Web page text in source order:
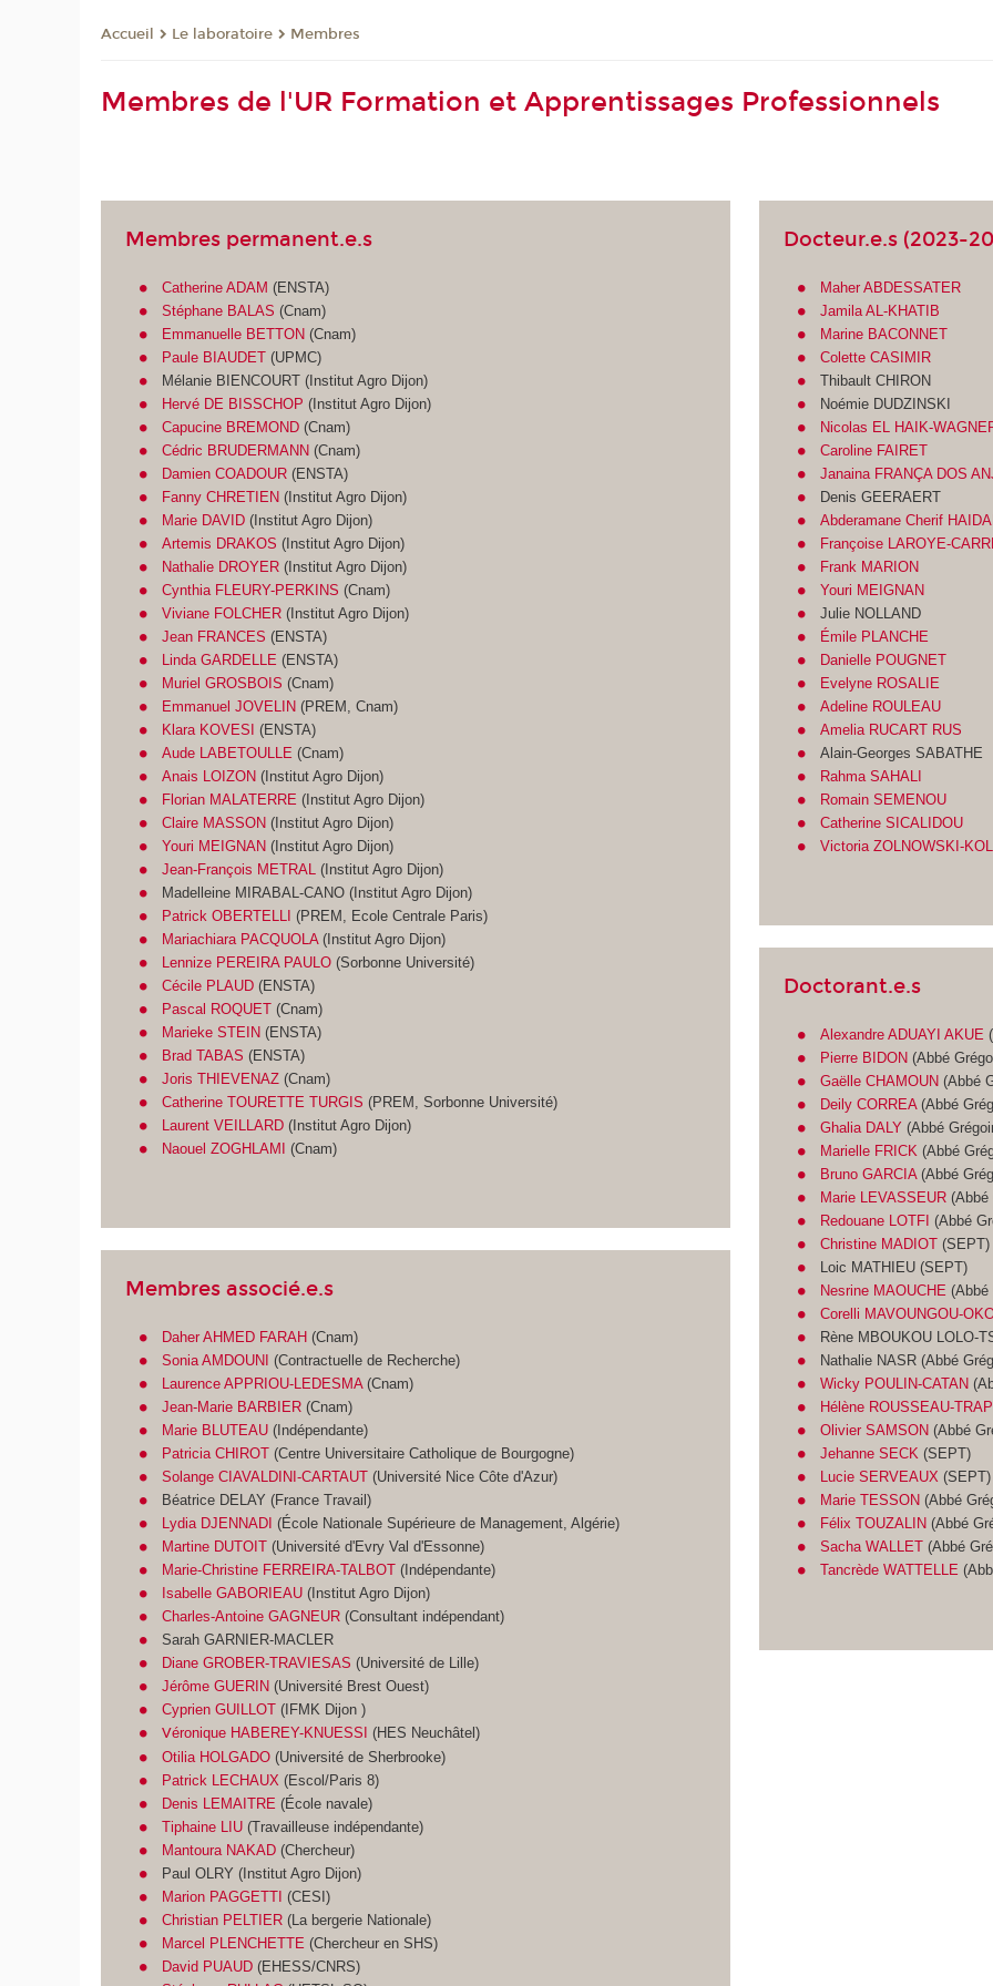
Accueil Le laboratoire Membres
Membres de l'UR Formation et Apprentissages Professionnels
Membres permanent.e.s
Catherine ADAM (ENSTA)
Stéphane BALAS (Cnam)
Emmanuelle BETTON (Cnam)
Paule BIAUDET(UPMC)
Mélanie BIENCOURT (Institut Agro Dijon)
Hervé DE BISSCHOP (Institut Agro Dijon)
Capucine BREMOND(Cnam)
Cédric BRUDERMANN (Cnam)
Damien COADOUR(ENSTA)
Fanny CHRETIEN (Institut Agro Dijon)
Marie DAVID(Institut Agro Dijon)
Artemis DRAKOS (Institut Agro Dijon)
Nathalie DROYER(Institut Agro Dijon)
Cynthia FLEURY-PERKINS (Cnam)
Viviane FOLCHER(Institut Agro Dijon)
Jean FRANCES (ENSTA)
Linda GARDELLE (ENSTA)
Muriel GROSBOIS (Cnam)
Emmanuel JOVELIN (PREM, Cnam)
Klara KOVESI (ENSTA)
Aude LABETOULLE (Cnam)
Anais LOIZON (Institut Agro Dijon)
Florian MALATERRE (Institut Agro Dijon)
Claire MASSON (Institut Agro Dijon)
Youri MEIGNAN (Institut Agro Dijon)
Jean-François METRAL(Institut Agro Dijon)
Madelleine MIRABAL-CANO (Institut Agro Dijon)
Patrick OBERTELLI (PREM, Ecole Centrale Paris)
Mariachiara PACQUOLA(Institut Agro Dijon)
Lennize PEREIRA PAULO(Sorbonne Université)
Cécile PLAUD(ENSTA)
Pascal ROQUET(Cnam)
Marieke STEIN (ENSTA)
Brad TABAS (ENSTA)
Joris THIEVENAZ (Cnam)
Catherine TOURETTE TURGIS (PREM, Sorbonne Université)
Laurent VEILLARD(Institut Agro Dijon)
Naouel ZOGHLAMI
(Cnam)
Membres associé.e.s
Daher AHMED FARAH (Cnam)
Sonia AMDOUNI (Contractuelle de Recherche)
Laurence APPRIOU-LEDESMA(Cnam)
Jean-Marie BARBIER(Cnam)
Marie BLUTEAU(Indépendante)
Patricia CHIROT(Centre Universitaire Catholique de Bourgogne)
Solange CIAVALDINI-CARTAUT(Université Nice Côte d'Azur)
Béatrice DELAY (France Travail)
Lydia DJENNADI (École Nationale Supérieure de Management, Algérie)
Martine DUTOIT(Université d'Evry Val d'Essonne)
Marie-Christine FERREIRA-TALBOT(Indépendante)
Isabelle GABORIEAU(Institut Agro Dijon)
Charles-Antoine GAGNEUR(Consultant indépendant)
Sarah GARNIER-MACLER
Diane GROBER-TRAVIESAS (Université de Lille)
Jérôme GUERIN (Université Brest Ouest)
Cyprien GUILLOT(IFMK Dijon )
Véronique HABEREY-KNUESSI (HES Neuchâtel)
Otilia HOLGADO(Université de Sherbrooke)
Patrick LECHAUX(Escol/Paris 8)
Denis LEMAITRE (École navale)
Tiphaine LIU(Travailleuse indépendante)
Mantoura NAKAD (Chercheur)
Paul OLRY (Institut Agro Dijon)
Marion PAGGETTI (CESI)
Christian PELTIER(La bergerie Nationale)
Marcel PLENCHETTE (Chercheur en SHS)
David PUAUD(EHESS/CNRS)
Docteur.e.s (2023-
Maher ABDESSATER
Jamila AL-KHATIB
Marine BACONNET
Colette CASIMIR
Thibault CHIRON
Noémie DUDZINSKI
Nicolas EL HAIK-
Caroline FAIRET
Janaina FRANÇA DOS
Denis GEERAERT
Abderamane Cherif
Françoise LAROYE-
Frank MARION
Youri MEIGNAN
Julie NOLLAND
Émile PLANCHE
Danielle POUGNET
Evelyne ROSALIE
Adeline ROULEAU
Amelia RUCART RUS
Alain-Georges SABATHE
Rahma SAHALI
Romain SEMENOU
Catherine SICALIDOU
Victoria ZOLNOWSKI-
Doctorant.e.s
Alexandre ADUAYI AKUE
Pierre BIDON (Abbé
Gaëlle CHAMOUN (Abbé
Deily CORREA (Abbé
Ghalia DALY(Abbé
Marielle FRICK(Abbé
Bruno GARCIA(Abbé
Marie LEVASSEUR(Abbé
Redouane LOTFI (Abbé
Christine MADIOT(SEPT)
Loic MATHIEU (SEPT)
Nesrine MAOUCHE (Abbé
Corelli MAVOUNGOU-
Rène MBOUKOU LOLO-
Nathalie NASR (Abbé
Wicky POULIN-CATAN
Hélène ROUSSEAU-
Olivier SAMSON (Abbé
Jehanne SECK(SEPT)
Lucie SERVEAUX(SEPT)
Marie TESSON (Abbé
Félix TOUZALIN (Abbé
Sacha WALLET(Abbé
Tancrède WATTELLE